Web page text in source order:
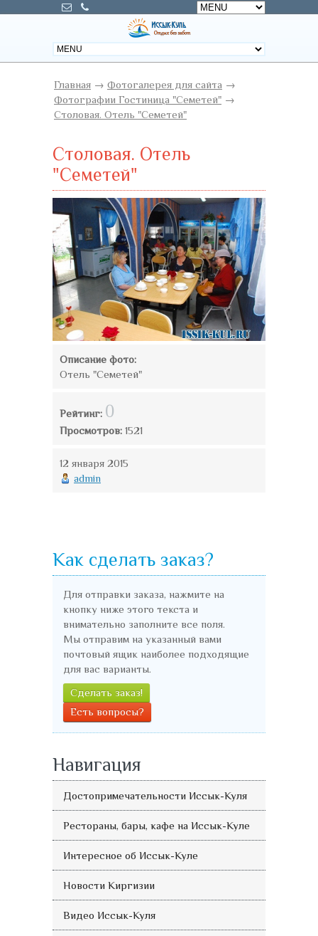
Главная → Фотогалерея для сайта →
Фотографии Гостиница "Семетей" →
Столовая. Отель "Семетей"
Столовая. Отель
"Семетей"
Описание фото:
Отель "Семетей"
Рейтинг: 0
Просмотров: 1521
12 января 2015
admin
Как сделать заказ?
Для отправки заказа, нажмите на
кнопку ниже этого текста и
внимательно заполните все поля.
Мы отправим на указанный вами
почтовый ящик наиболее подходящие
для вас варианты.
Сделать заказ!
Есть вопросы?
Навигация
Достопримечательности Иссык-Куля
Рестораны, бары, кафе на Иссык-Куле
Интересное об Иссык-Куле
Новости Киргизии
Видео Иссык-Куля